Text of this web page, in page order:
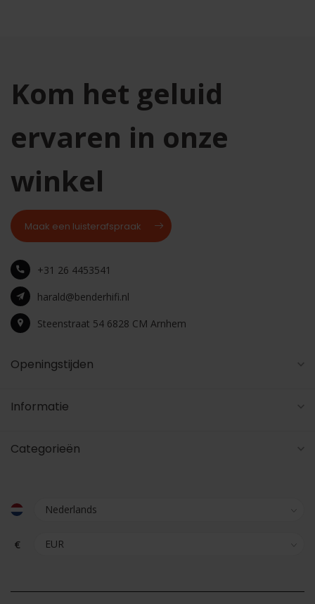
Kom het geluid
ervaren in onze
winkel
Maak een luisterafspraak
+31 26 4453541
harald@benderhifi.nl
Steenstraat 54 6828 CM Arnhem
Openingstijden
Informatie
Categorieën
€